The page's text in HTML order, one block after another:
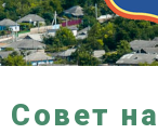
Совет